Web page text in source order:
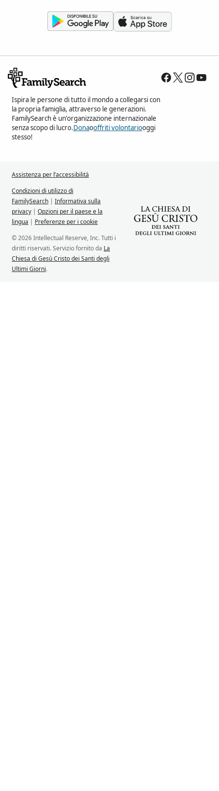
Ispira le persone di tutto il mondo a collegarsi con
la propria famiglia, attraverso le generazioni.
FamilySearch è un’organizzazione internazionale
senza scopo di lucro.Donaooffriti volontariooggi
stesso!
Assistenza per l’accessibilità
Condizioni di utilizzo di
FamilySearch | Informativa sulla
privacy | Opzioni per il paese e la
lingua | Preferenze per i cookie
© 2026 Intellectual Reserve, Inc. Tutti i
diritti riservati. Servizio fornito da La
Chiesa di Gesù Cristo dei Santi degli
Ultimi Giorni.